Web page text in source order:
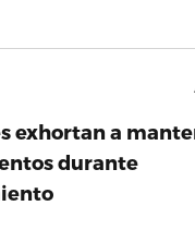
exhortan a
durante